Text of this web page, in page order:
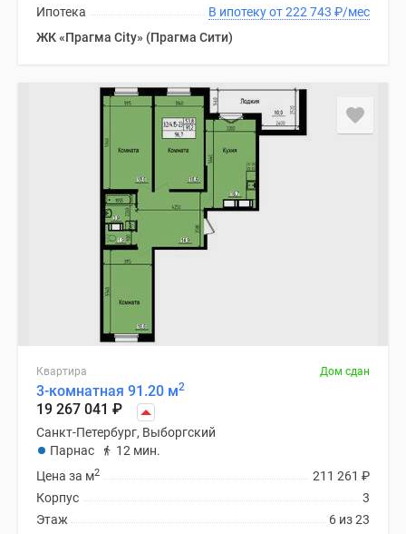
В ипотеку от 222 743 ₽/мес
Ипотека
ЖК «Прагма City» (Прагма Сити)
Квартира Дом сдан
3-комнатная 91.20 м2
19 267 041 ₽
Санкт-Петербург, Выборгский
Парнас
12 мин.
211 261 ₽
Цена за м2
3
Корпус
6 из 23
Этаж